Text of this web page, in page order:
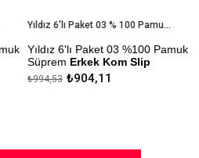
Yıldız 6'lı Paket 03 % 100 Pamuk Süprem Erkek Kom Slip
Yıldız 6'lı Paket 03 %100 Pamuk
SüpremErkek Kom Slip
Çekmezlik Sanfor Testi
₺904,11
₺994,53